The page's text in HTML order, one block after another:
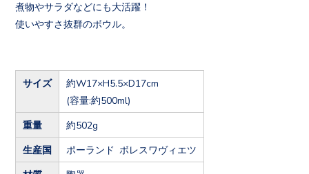
煮物やサラダなどにも大活躍！
使いやすさ抜群のボウル。
サイズ
約W17×H5.5×D17cm
(容量:約500ml)
重量 約502g
生産国 ポーランド ボレスワヴィエツ